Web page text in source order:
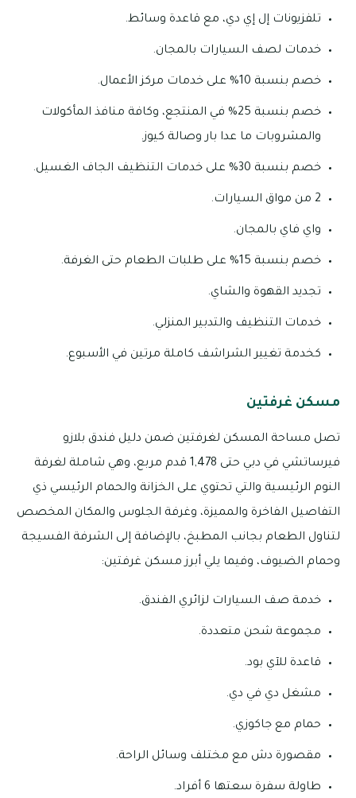
تلفزيونات إل إي دي، مع قاعدة وسائط.
خدمات لصف السيارات بالمجان.
خصم بنسبة 10% على خدمات مركز الأعمال.
خصم بنسبة 25% في المنتجع، وكافة منافذ المأكولات
والمشروبات ما عدا بار وصالة كيوز.
خصم بنسبة 30% على خدمات التنظيف الجاف الغسيل.
2 من مواق السيارات.
واي فاي بالمجان.
خصم بنسبة 15% على طلبات الطعام حتى الغرفة.
تجديد القهوة والشاي.
خدمات التنظيف والتدبير المنزلي.
كخدمة تغيير الشراشف كاملة مرتين في الأسبوع.
مسكن غرفتين
تصل مساحة المسكن لغرفتين ضمن دليل فندق بلازو
فيرساتشي في دبي حتى 1,478 قدم مربع، وهي شاملة لغرفة
النوم الرئيسية والتي تحتوي على الخزانة والحمام الرئيسي ذي
التفاصيل الفاخرة والمميزة، وغرفة الجلوس والمكان المخصص
لتناول الطعام بجانب المطبخ، بالإضافة إلى الشرفة الفسيجة
وحمام الضيوف، وفيما يلي أبرز مسكن غرفتين:
خدمة صف السيارات لزائري الفندق.
مجموعة شحن متعددة.
قاعدة للآي بود.
مشغل دي في دي.
حمام مع جاكوزي.
مقصورة دش مع مختلف وسائل الراحة.
طاولة سفرة سعتها 6 أفراد.